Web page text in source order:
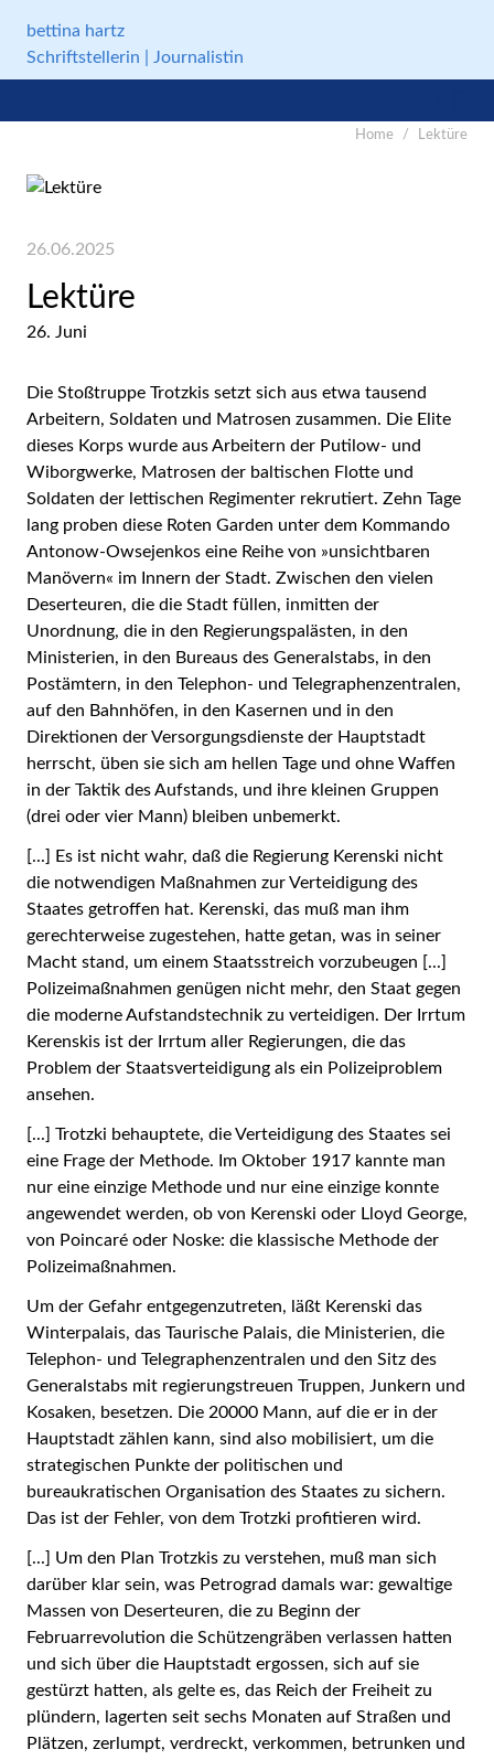
bettina hartz
Schriftstellerin | Journalistin
Home Lektüre
26.06.2025
Lektüre
26. Juni
Die Stoßtruppe Trotzkis setzt sich aus etwa tausend
Arbeitern, Soldaten und Matrosen zusammen. Die Elite
dieses Korps wurde aus Arbeitern der Putilow- und
Wiborgwerke, Matrosen der baltischen Flotte und
Soldaten der lettischen Regimenter rekrutiert. Zehn Tage
lang proben diese Roten Garden unter dem Kommando
Antonow-Owsejenkos eine Reihe von »unsichtbaren
Manövern« im Innern der Stadt. Zwischen den vielen
Deserteuren, die die Stadt füllen, inmitten der
Unordnung, die in den Regierungspalästen, in den
Ministerien, in den Bureaus des Generalstabs, in den
Postämtern, in den Telephon- und Telegraphenzentralen,
auf den Bahnhöfen, in den Kasernen und in den
Direktionen der Versorgungsdienste der Hauptstadt
herrscht, üben sie sich am hellen Tage und ohne Waffen
in der Taktik des Aufstands, und ihre kleinen Gruppen
(drei oder vier Mann) bleiben unbemerkt.
[...] Es ist nicht wahr, daß die Regierung Kerenski nicht
die notwendigen Maßnahmen zur Verteidigung des
Staates getroffen hat. Kerenski, das muß man ihm
gerechterweise zugestehen, hatte getan, was in seiner
Macht stand, um einem Staatsstreich vorzubeugen [...]
Polizeimaßnahmen genügen nicht mehr, den Staat gegen
die moderne Aufstandstechnik zu verteidigen. Der Irrtum
Kerenskis ist der Irrtum aller Regierungen, die das
Problem der Staatsverteidigung als ein Polizeiproblem
ansehen.
[...] Trotzki behauptete, die Verteidigung des Staates sei
eine Frage der Methode. Im Oktober 1917 kannte man
nur eine einzige Methode und nur eine einzige konnte
angewendet werden, ob von Kerenski oder Lloyd George,
von Poincaré oder Noske: die klassische Methode der
Polizeimaßnahmen.
Um der Gefahr entgegenzutreten, läßt Kerenski das
Winterpalais, das Taurische Palais, die Ministerien, die
Telephon- und Telegraphenzentralen und den Sitz des
Generalstabs mit regierungstreuen Truppen, Junkern und
Kosaken, besetzen. Die 20000 Mann, auf die er in der
Hauptstadt zählen kann, sind also mobilisiert, um die
strategischen Punkte der politischen und
bureaukratischen Organisation des Staates zu sichern.
Das ist der Fehler, von dem Trotzki profitieren wird.
[...] Um den Plan Trotzkis zu verstehen, muß man sich
darüber klar sein, was Petrograd damals war: gewaltige
Massen von Deserteuren, die zu Beginn der
Februarrevolution die Schützengräben verlassen hatten
und sich über die Hauptstadt ergossen, sich auf sie
gestürzt hatten, als gelte es, das Reich der Freiheit zu
plündern, lagerten seit sechs Monaten auf Straßen und
Plätzen, zerlumpt, verdreckt, verkommen, betrunken und